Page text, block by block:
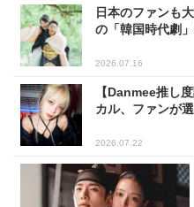
日本のファンも
の「韓国時代劇
2026.07.16
【Danmee推し
カル、ファンが
2026.07.22